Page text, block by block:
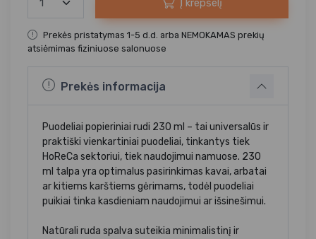
Į krepšelį
Prekės pristatymas 1-5 d.d. arba NEMOKAMAS prekių
atsiėmimas fiziniuose salonuose
Prekės informacija
Puodeliai popieriniai rudi 230 ml – tai universalūs ir
praktiški vienkartiniai puodeliai, tinkantys tiek
HoReCa sektoriui, tiek naudojimui namuose. 230
ml talpa yra optimalus pasirinkimas kavai, arbatai
ar kitiems karštiems gėrimams, todėl puodeliai
puikiai tinka kasdieniam naudojimui ar išsinešimui.
Natūrali ruda spalva suteikia minimalistinį ir